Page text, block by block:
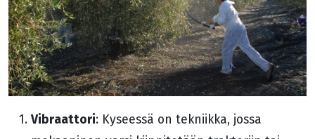
Vibraattori: Kyseessä on tekniikka, jossa